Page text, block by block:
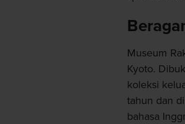
Museum
Kyoto.
koleksi
tahun dan
bahasa